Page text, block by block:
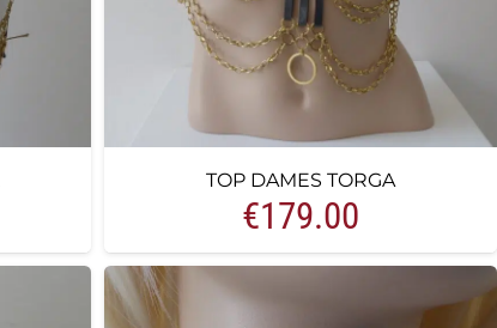
TOP DAMES TORGA
€179.00